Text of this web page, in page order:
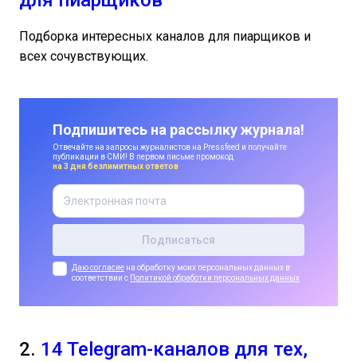
Подборка интересных каналов для пиарщиков и
всех сочувствующих.
Подпишитесь на рассылку журнала!
Отвечайте на запросы журналистов на Pressfeed и получайте
публикации в СМИ! В первом письме промокод
на 3 дня безлимитных ответов
Даю согласие на обработку моих персональных данных в
соответствии с Политикой обработки персональных данных
2. 14 Telegram-каналов для тех,